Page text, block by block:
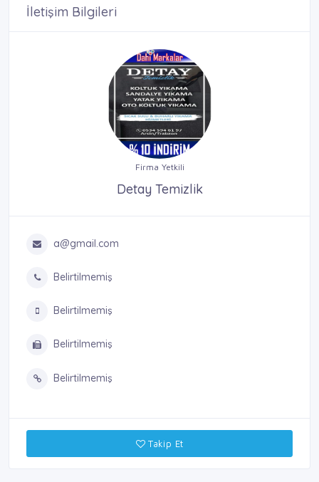
İletişim Bilgileri
Firma Yetkili
Detay Temizlik
a@gmail.com
Belirtilmemiş
Belirtilmemiş
Belirtilmemiş
Belirtilmemiş
Takip Et